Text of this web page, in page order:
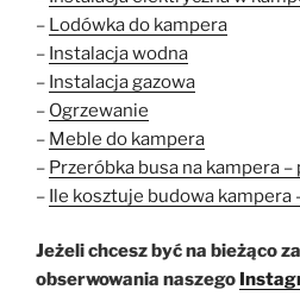
– Lodówka do kampera
– Instalacja wodna
– Instalacja gazowa
– Ogrzewanie
– Meble do kampera
– Przeróbka busa na kampera –
– Ile kosztuje budowa kampera
Jeżeli chcesz być na bieżąco
obserwowania naszego